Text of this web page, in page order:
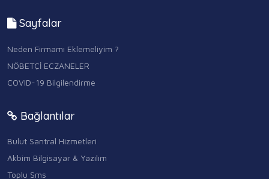
Sayfalar
Neden Firmamı Eklemeliyim ?
NÖBETÇİ ECZANELER
COVID-19 Bilgilendirme
Bağlantılar
Bulut Santral Hizmetleri
Akbim Bilgisayar & Yazılım
Toplu Sms